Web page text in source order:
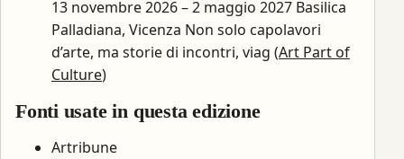
13 novembre 2026 – 2 maggio 2027 Basilica
Palladiana, Vicenza Non solo capolavori
d’arte, ma storie di incontri, viag (Art Part of
Culture)
Fonti usate in questa edizione
Artribune